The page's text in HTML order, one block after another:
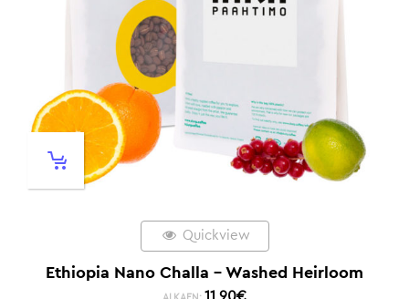
Quickview
Ethiopia Nano Challa – Washed Heirloom